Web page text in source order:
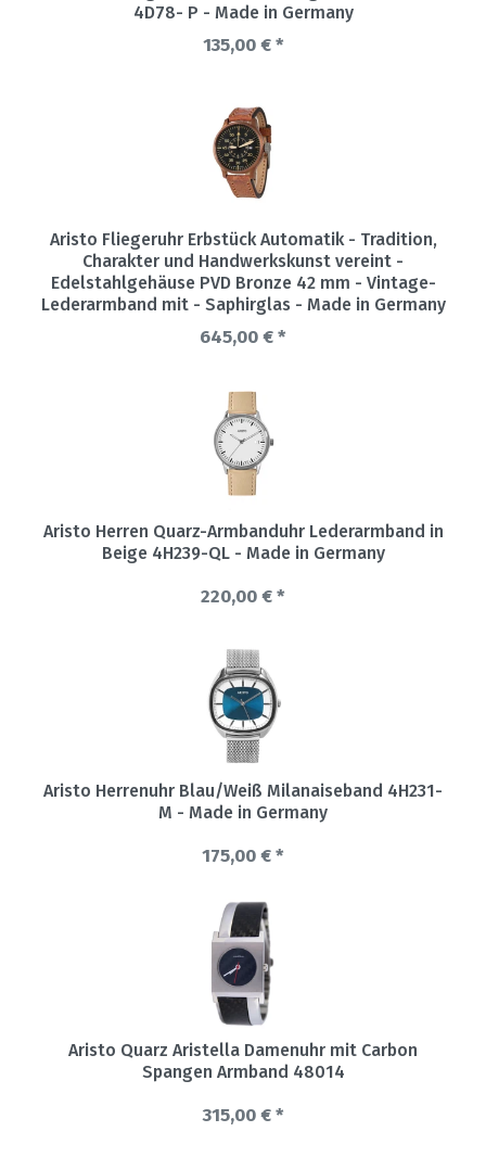
4D78- P - Made in Germany
135,00 € *
Aristo Fliegeruhr Erbstück Automatik - Tradition,
Charakter und Handwerkskunst vereint -
Edelstahlgehäuse PVD Bronze 42 mm - Vintage-
Lederarmband mit - Saphirglas - Made in Germany
645,00 € *
Aristo Herren Quarz-Armbanduhr Lederarmband in
Beige 4H239-QL - Made in Germany
220,00 € *
Aristo Herrenuhr Blau/Weiß Milanaiseband 4H231-
M - Made in Germany
175,00 € *
Aristo Quarz Aristella Damenuhr mit Carbon
Spangen Armband 48014
315,00 € *